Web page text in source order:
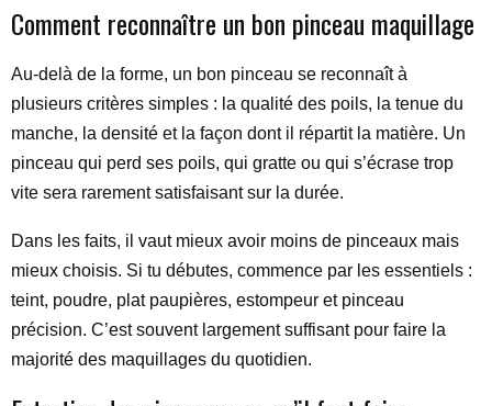
Comment reconnaître un bon pinceau maquillage
Au-delà de la forme, un bon pinceau se reconnaît à
plusieurs critères simples : la qualité des poils, la tenue du
manche, la densité et la façon dont il répartit la matière. Un
pinceau qui perd ses poils, qui gratte ou qui s’écrase trop
vite sera rarement satisfaisant sur la durée.
Dans les faits, il vaut mieux avoir moins de pinceaux mais
mieux choisis. Si tu débutes, commence par les essentiels :
teint, poudre, plat paupières, estompeur et pinceau
précision. C’est souvent largement suffisant pour faire la
majorité des maquillages du quotidien.